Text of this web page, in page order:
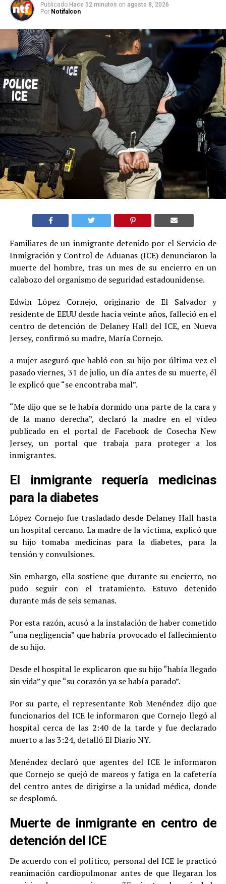
Publicado Hace 52 minutos on agosto 8, 2026
Por Notifalcon
Familiares de un inmigrante detenido por el Servicio de
Inmigración y Control de Aduanas (ICE) denunciaron la
muerte del hombre, tras un mes de su encierro en un
calabozo del organismo de seguridad estadounidense.
Edwin López Cornejo, originario de El Salvador y
residente de EEUU desde hacía veinte años, falleció en el
centro de detención de Delaney Hall del ICE, en Nueva
Jersey, confirmó su madre, María Cornejo.
a mujer aseguró que habló con su hijo por última vez el
pasado viernes, 31 de julio, un día antes de su muerte, él
le explicó que “se encontraba mal”.
“Me dijo que se le había dormido una parte de la cara y
de la mano derecha”, declaró la madre en el vídeo
publicado en el portal de Facebook de Cosecha New
Jersey, un portal que trabaja para proteger a los
inmigrantes.
El inmigrante requería medicinas
para la diabetes
López Cornejo fue trasladado desde Delaney Hall hasta
un hospital cercano. La madre de la víctima, explicó que
su hijo tomaba medicinas para la diabetes, para la
tensión y convulsiones.
Sin embargo, ella sostiene que durante su encierro, no
pudo seguir con el tratamiento. Estuvo detenido
durante más de seis semanas.
Por esta razón, acusó a la instalación de haber cometido
“una negligencia” que habría provocado el fallecimiento
de su hijo.
Desde el hospital le explicaron que su hijo “había llegado
sin vida” y que “su corazón ya se había parado”.
Por su parte, el representante Rob Menéndez dijo que
funcionarios del ICE le informaron que Cornejo llegó al
hospital cerca de las 2:40 de la tarde y fue declarado
muerto a las 3:24, detalló El Diario NY.
Menéndez declaró que agentes del ICE le informaron
que Cornejo se quejó de mareos y fatiga en la cafetería
del centro antes de dirigirse a la unidad médica, donde
se desplomó.
Muerte de inmigrante en centro de
detención del ICE
De acuerdo con el político, personal del ICE le practicó
reanimación cardiopulmonar antes de que llegaran los